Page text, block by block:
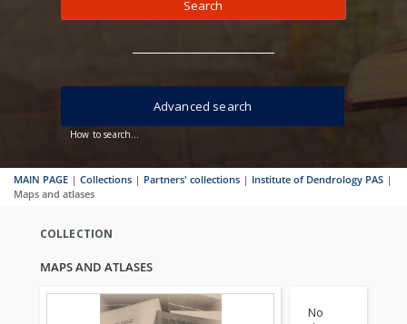
Search
How to search...
Advanced search
MAIN PAGE | Collections | Partners' collections | Institute of Dendrology PAS |
Maps and atlases
COLLECTION
MAPS AND ATLASES
No